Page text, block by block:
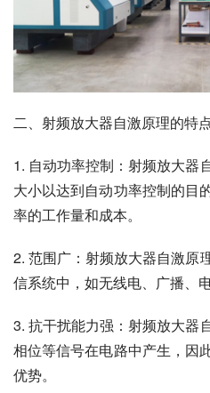
二、射频放大器自激原理的特
1. 自动功率控制：射频放大器
大小以达到自动功率控制的目
率的工作量和成本。
2. 范围广：射频放大器自激原
信系统中，如无线电、广播、
3. 抗干扰能力强：射频放大器
相位等信号在电路中产生，因
优势。